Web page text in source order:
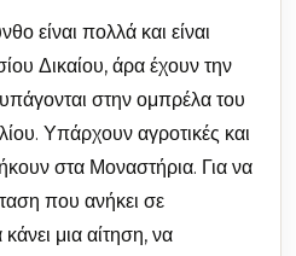
είναι πολλά και είναι
Δικαίου, άρα έχουν την
υπάγονται στην ομπρέλα του
Υπάρχουν αγροτικές και
στα Μοναστήρια. Για να
που ανήκει σε
μια αίτηση, να